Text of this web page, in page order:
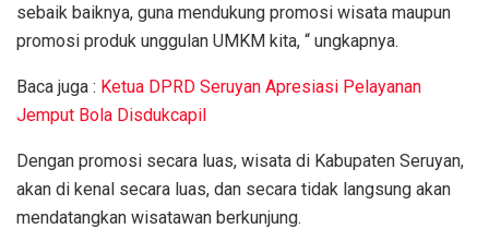
sebaik baiknya, guna mendukung promosi wisata maupun
promosi produk unggulan UMKM kita, “ ungkapnya.
Baca juga : Ketua DPRD Seruyan Apresiasi Pelayanan
Jemput Bola Disdukcapil
Dengan promosi secara luas, wisata di Kabupaten Seruyan,
akan di kenal secara luas, dan secara tidak langsung akan
mendatangkan wisatawan berkunjung.